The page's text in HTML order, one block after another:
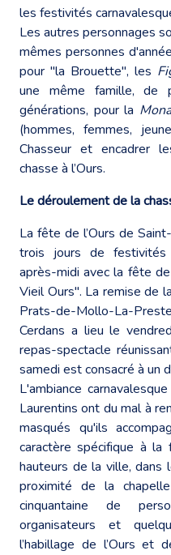
les festivités
Les autres personnages
mêmes personnes
pour "la Brouette", les
une même famille, de
générations, pour la
(hommes, femmes,
Chasseur et encadrer
chasse à l’Ours.
Le déroulement de la
La fête de l’Ours de
trois jours de festivités
après-midi avec la fête
Vieil Ours". La remise de
Prats-de-Mollo-La-
Cerdans a lieu le
repas-spectacle
samedi est consacré à un
L'ambiance
Laurentins ont du mal à
masqués qu'ils
caractère spécifique à
hauteurs de la ville, dans
proximité de la
cinquantaine de
organisateurs et
l’habillage de l’Ours et